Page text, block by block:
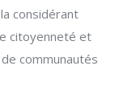
considérant
citoyenneté et
communautés